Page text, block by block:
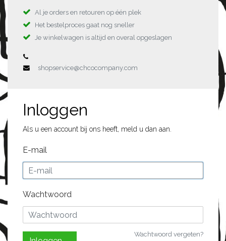
Al je orders en retouren op één plek
Het bestelproces gaat nog sneller
Je winkelwagen is altijd en overal opgeslagen
shopservice@chcocompany.com
Inloggen
Als u een account bij ons heeft, meld u dan aan.
E-mail
Wachtwoord
Wachtwoord vergeten?